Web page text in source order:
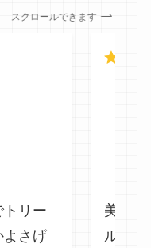
スクロールできます
トリー
よさげ
美容
ルに